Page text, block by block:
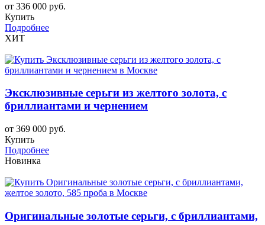
от 336 000 руб.
Купить
Подробнее
ХИТ
Эксклюзивные серьги из желтого золота, с
бриллиантами и чернением
от 369 000 руб.
Купить
Подробнее
Новинка
Оригинальные золотые серьги, с бриллиантами,